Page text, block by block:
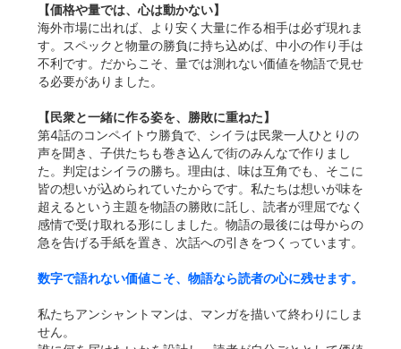
【価格や量では、心は動かない】
海外市場に出れば、より安く大量に作る相手は必ず現れま
す。スペックと物量の勝負に持ち込めば、中小の作り手は
不利です。だからこそ、量では測れない価値を物語で見せ
る必要がありました。
【民衆と一緒に作る姿を、勝敗に重ねた】
第4話のコンペイトウ勝負で、シイラは民衆一人ひとりの
声を聞き、子供たちも巻き込んで街のみんなで作りまし
た。判定はシイラの勝ち。理由は、味は互角でも、そこに
皆の想いが込められていたからです。私たちは想いが味を
超えるという主題を物語の勝敗に託し、読者が理屈でなく
感情で受け取れる形にしました。物語の最後には母からの
急を告げる手紙を置き、次話への引きをつくっています。
数字で語れない価値こそ、物語なら読者の心に残せます。
私たちアンシャントマンは、マンガを描いて終わりにしま
せん。